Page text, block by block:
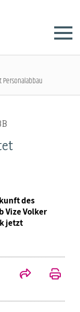
des
Vize Volker
jetzt